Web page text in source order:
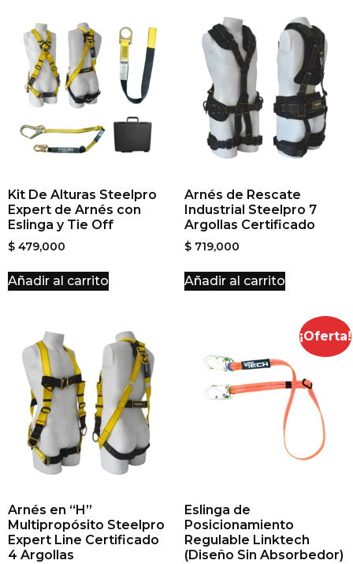
Kit De Alturas Steelpro
Expert de Arnés con
Eslinga y Tie Off
$ 479,000
Añadir al carrito
Arnés de Rescate
Industrial Steelpro 7
Argollas Certificado
$ 719,000
Añadir al carrito
Arnés en “H”
Multipropósito Steelpro
Expert Line Certificado
4 Argollas
¡Oferta!
Eslinga de
Posicionamiento
Regulable Linktech
(Diseño Sin Absorbedor)